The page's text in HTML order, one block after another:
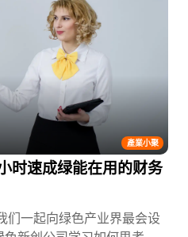
我们要把今年(2021)绿学院
你去看桃园云豹打职业篮球
產業小聚
时速成绿能在用的财务
们一起向绿色产业界最会设